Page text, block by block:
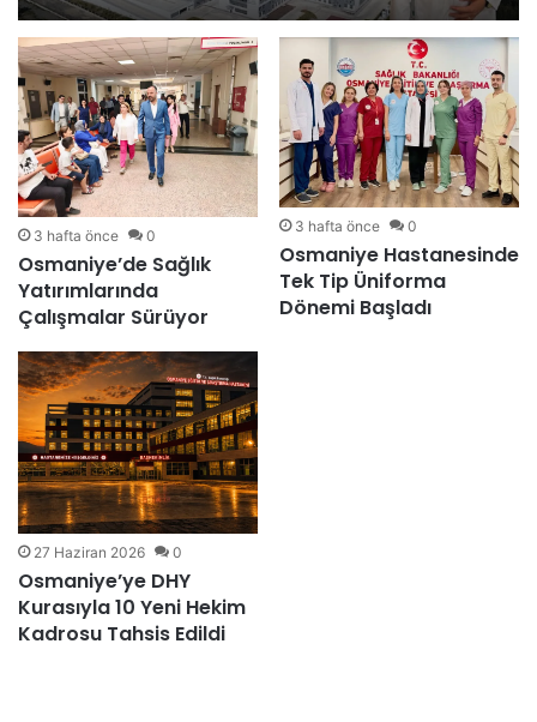
3 hafta önce 0
Osmaniye’de Sağlık
Yatırımlarında
Çalışmalar Sürüyor
3 hafta önce 0
Osmaniye Hastanesinde
Tek Tip Üniforma
Dönemi Başladı
27 Haziran 2026 0
Osmaniye’ye DHY
Kurasıyla 10 Yeni Hekim
Kadrosu Tahsis Edildi